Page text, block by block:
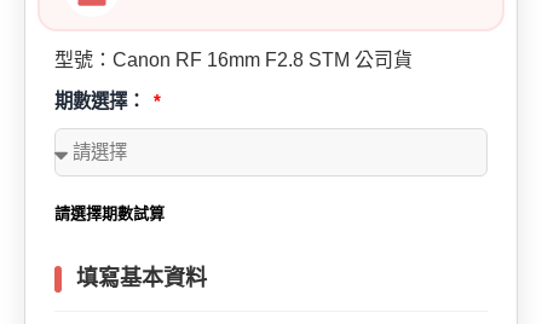
型號：Canon RF 16mm F2.8 STM 公司貨
期數選擇：
請選擇期數試算
填寫基本資料